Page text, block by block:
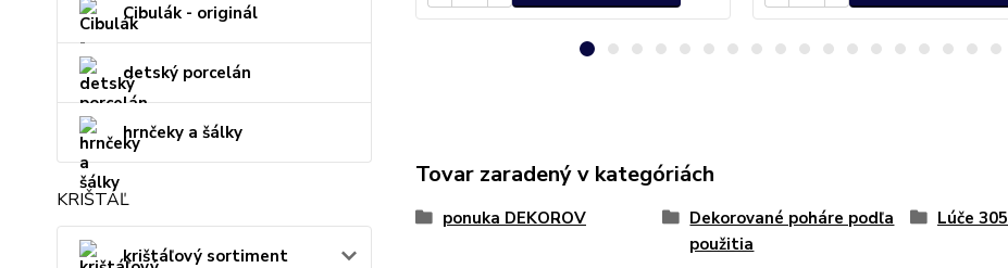
Cibulák - originál
detský porcelán
hrnčeky a šálky
KRIŠTÁĽ
krištáľový sortiment
Tovar zaradený v kategóriách
ponuka DEKOROV
Dekorované poháre podľa
použitia
Lúče